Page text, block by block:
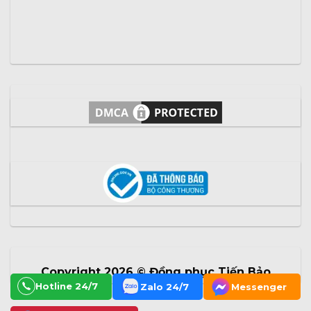
Copyright 2026 ©Đồng phục Tiến Bảo
Hotline 24/7 Zalo 24/7 Messenger